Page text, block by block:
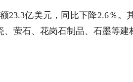
23.3亿美元，同比下降2.6％
萤石、花岗石制品、石墨等建